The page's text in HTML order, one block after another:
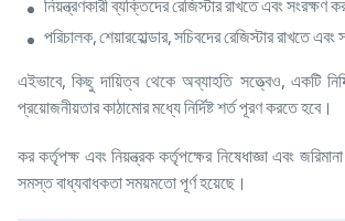
নিয়ন্ত্রণকারী ব্যক্তিদের রেজিস্টার রাখতে এবং সংরক্ষণ
পরিচালক, শেয়ারহোল্ডার, সচিবদের রেজিস্টার রাখতে
এইভাবে, কিছু দায়িত্ব থেকে অব্যাহতি সত্ত্বেও, একটি
প্রয়োজনীয়তার কাঠামোর মধ্যে নির্দিষ্ট শর্ত পূরণ করতে হবে।
কর কর্তৃপক্ষ এবং নিয়ন্ত্রক কর্তৃপক্ষের নিষেধাজ্ঞা এবং
সমস্ত বাধ্যবাধকতা সময়মতো পূর্ণ হয়েছে।